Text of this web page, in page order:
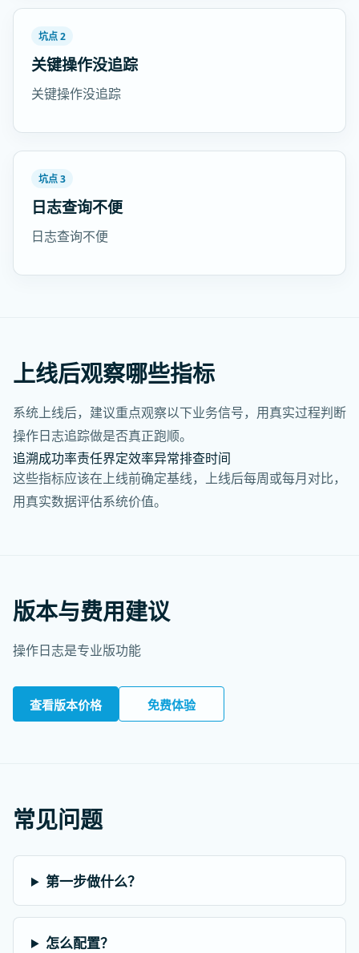
坑点 2
关键操作没追踪
关键操作没追踪
坑点 3
日志查询不便
日志查询不便
上线后观察哪些指标
系统上线后，建议重点观察以下业务信号，用真实过程判断
操作日志追踪做是否真正跑顺。
追溯成功率责任界定效率异常排查时间
这些指标应该在上线前确定基线，上线后每周或每月对比，
用真实数据评估系统价值。
版本与费用建议
操作日志是专业版功能
查看版本价格 免费体验
常见问题
第一步做什么？
怎么配置？